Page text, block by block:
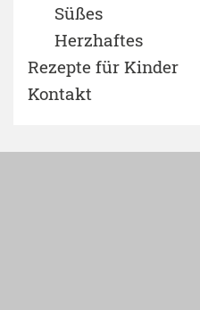
Süßes
Herzhaftes
Rezepte für Kinder
Kontakt